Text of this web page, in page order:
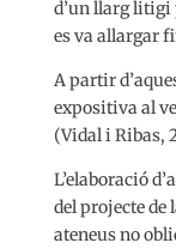
d’un llarg litigi
es va allargar
A partir
expositiva al
(Vidal i Ribas,
L’elaboració
del projecte de
ateneus no